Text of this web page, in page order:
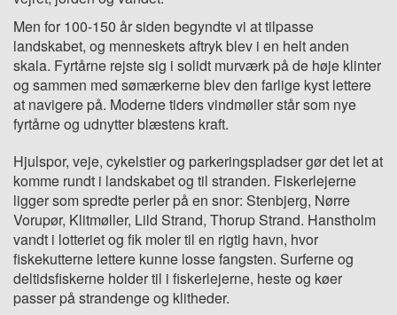
Men for 100-150 år siden begyndte vi at tilpasse
landskabet, og menneskets aftryk blev i en helt anden
skala. Fyrtårne rejste sig i solidt murværk på de høje klinter
og sammen med sømærkerne blev den farlige kyst lettere
at navigere på. Moderne tiders vindmøller står som nye
fyrtårne og udnytter blæstens kraft.
Hjulspor, veje, cykelstier og parkeringspladser gør det let at
komme rundt i landskabet og til stranden. Fiskerlejerne
ligger som spredte perler på en snor: Stenbjerg, Nørre
Vorupør, Klitmøller, Lild Strand, Thorup Strand. Hanstholm
vandt i lotteriet og fik moler til en rigtig havn, hvor
fiskekutterne lettere kunne losse fangsten. Surferne og
deltidsfiskerne holder til i fiskerlejerne, heste og køer
passer på strandenge og klitheder.